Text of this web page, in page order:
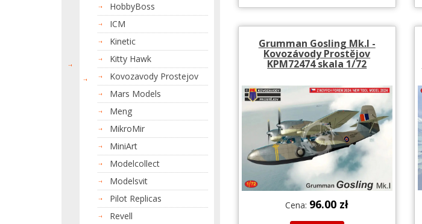
HobbyBoss
ICM
Kinetic
Kitty Hawk
Kovozavody Prostejov
Mars Models
Meng
MikroMir
MiniArt
Modelcollect
Modelsvit
Pilot Replicas
Revell
Grumman Gosling Mk.I -
Kovozávody Prostějov
KPM72474 skala 1/72
Cena: 96.00 zł